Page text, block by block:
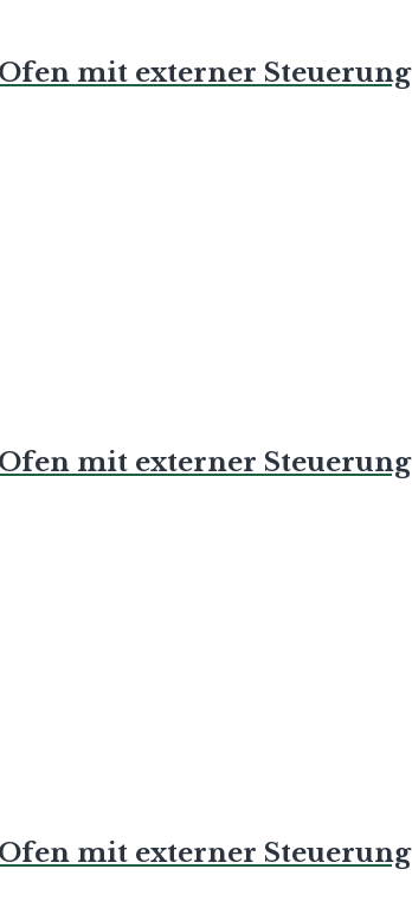
Ofen mit externer Steuerung
Ofen mit externer Steuerung
Ofen mit externer Steuerung